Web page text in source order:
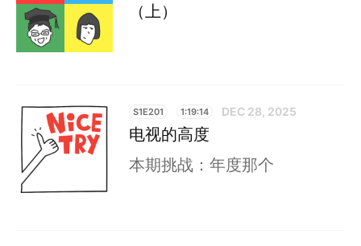
（上）
S1E201 1:19:14 DEC 28, 2025
电视的高度
本期挑战：年度那个